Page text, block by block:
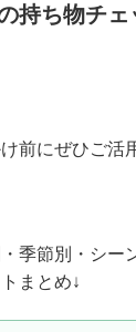
持ち物チェ
前にぜひご活
季節別・シー
まとめ↓